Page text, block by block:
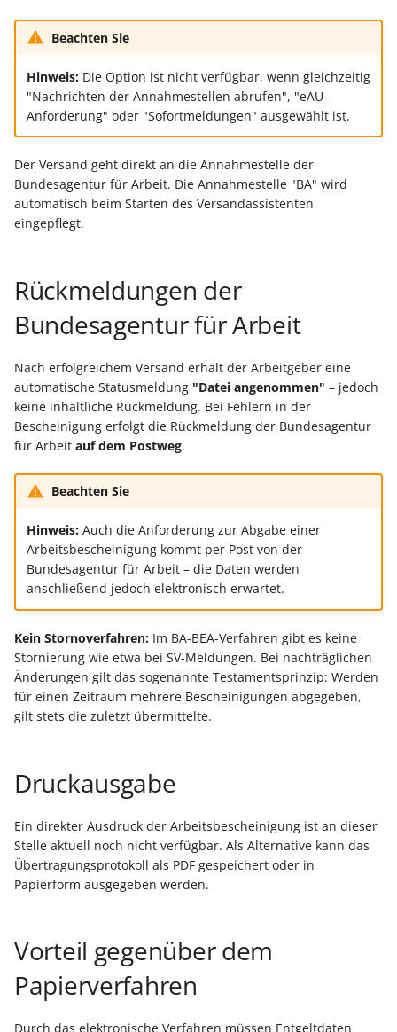
Beachten Sie
Hinweis:Die Option ist nicht verfügbar, wenn gleichzeitig
"Nachrichten der Annahmestellen abrufen", "eAU-
Anforderung" oder "Sofortmeldungen" ausgewählt ist.
Der Versand geht direkt an die Annahmestelle der
Bundesagentur für Arbeit. Die Annahmestelle "BA" wird
automatisch beim Starten des Versandassistenten
eingepflegt.
Rückmeldungen der
Bundesagentur für Arbeit
Nach erfolgreichem Versand erhält der Arbeitgeber eine
automatische Statusmeldung "Datei angenommen" – jedoch
keine inhaltliche Rückmeldung. Bei Fehlern in der
Bescheinigung erfolgt die Rückmeldung der Bundesagentur
für Arbeit auf dem Postweg.
Beachten Sie
Hinweis:Auch die Anforderung zur Abgabe einer
Arbeitsbescheinigung kommt per Post von der
Bundesagentur für Arbeit – die Daten werden
anschließend jedoch elektronisch erwartet.
Kein Stornoverfahren: Im BA-BEA-Verfahren gibt es keine
Stornierung wie etwa bei SV-Meldungen. Bei nachträglichen
Änderungen gilt das sogenannte Testamentsprinzip: Werden
für einen Zeitraum mehrere Bescheinigungen abgegeben,
gilt stets die zuletzt übermittelte.
Druckausgabe
Ein direkter Ausdruck der Arbeitsbescheinigung ist an dieser
Stelle aktuell noch nicht verfügbar. Als Alternative kann das
Übertragungsprotokoll als PDF gespeichert oder in
Papierform ausgegeben werden.
Vorteil gegenüber dem
Papierverfahren
Durch das elektronische Verfahren müssen Entgeltdaten